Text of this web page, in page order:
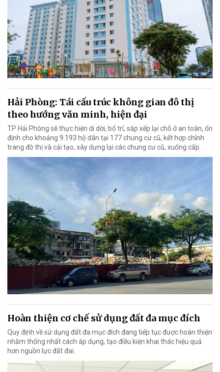
Hải Phòng: Tái cấu trúc không gian đô thị
theo hướng văn minh, hiện đại
TP Hải Phòng sẽ thực hiện di dời, bố trí, sắp xếp lại chỗ ở an toàn, ổn
định cho khoảng 9.193 hộ dân tại 177 chung cư cũ, kết hợp chỉnh
trang đô thị và cải tạo, xây dựng lại các chung cư cũ, xuống cấp.
Hoàn thiện cơ chế sử dụng đất đa mục đích
Quy định về sử dụng đất đa mục đích đang tiếp tục được hoàn thiện
nhằm thống nhất cách áp dụng, tạo điều kiện khai thác hiệu quả
hơn nguồn lực đất đai.